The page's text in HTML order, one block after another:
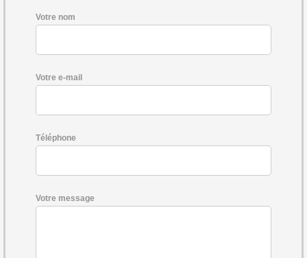
Votre nom
Votre e-mail
Téléphone
Votre message